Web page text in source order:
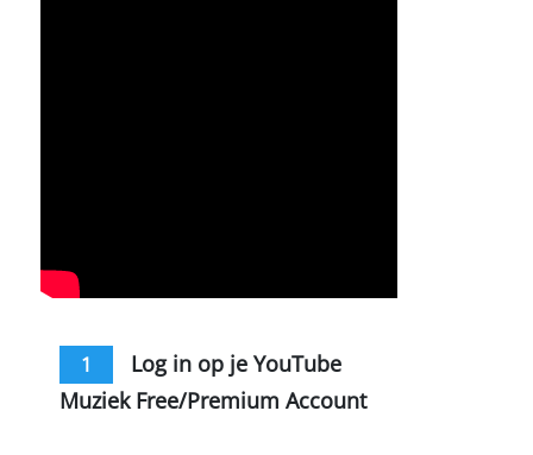
1
Log in op je YouTube
Muziek Free/Premium Account